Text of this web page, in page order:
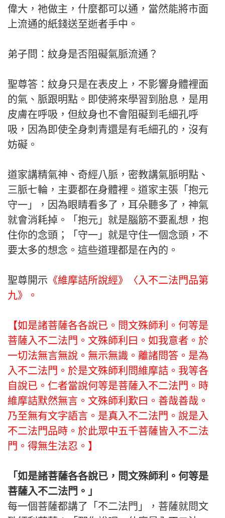
偉大，祂做主，什麼都可以通，當然能將市面
上流通的紙錢送至逝者手中。
弟子問：紋身是否阻礙氣脈流通？
聖尊答：紋身只是在表皮上，不影響身體裡面
的氣、脈跟明點。即使將來學習到胎息，是用
皮膚在呼吸，但紋身也不會阻礙到毛細孔呼
吸，因為即使全身刺青還是有毛細孔的，沒有
妨礙。
道家講精氣神、奇經八脈，密教講氣脈明點、
三脈七輪，主要都在身體裡。道家主張「抱元
守一」，因為眼睛看多了，耳朵聽多了，神氣
就會消耗掉。「抱元」就是腦筋不要亂想，抱
住你的念頭；「守一」就是守住一個念頭，不
要太多的想念。這些道理都是在內的。
聖尊開示 《維摩詰所說經》〈入不二法門品第
九》。
【如是諸菩薩各各說已。問文殊師利。何等是
菩薩入不二法門。文殊師利曰。如我意者。於
一切法無言無說。無示無識。離諸問答。是為
入不二法門。於是文殊師利問維摩詰。我等各
自說已。仁者當說何等是菩薩入不二法門。時
維摩詰默然無言。文殊師利歎曰。善哉善哉。
乃至無有文字語言。是真入不二法門。說是入
不二法門品時。於此眾中五千菩薩皆入不二法
門。得無生法忍。】
「如是諸菩薩各各說已，問文殊師利。何等是
菩薩入不二法門。」
每一個菩薩都講了「不二法門」，菩薩就問文